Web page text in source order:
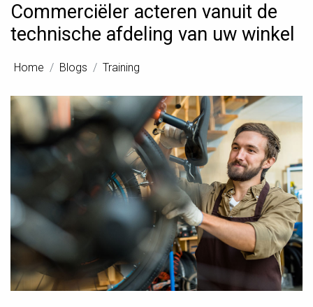
Commerciëler acteren vanuit de
technische afdeling van uw winkel
Home Blogs Training